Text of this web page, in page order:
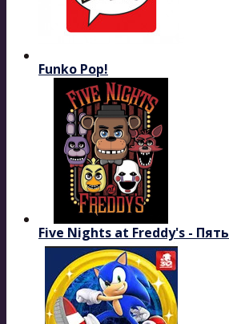
Funko Pop!
Five Nights at Freddy's -